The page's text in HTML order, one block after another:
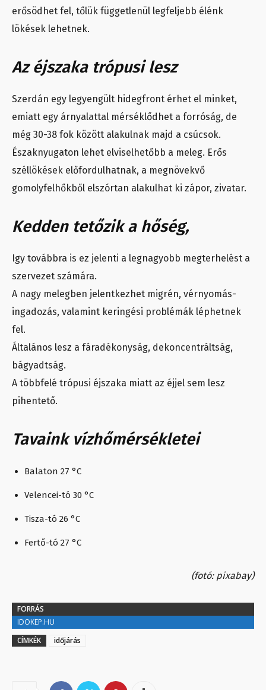
erősödhet fel, tőlük függetlenül legfeljebb élénk
lökések lehetnek.
Az éjszaka trópusi lesz
Szerdán egy legyengült hidegfront érhet el minket,
emiatt egy árnyalattal mérséklődhet a forróság, de
még 30-38 fok között alakulnak majd a csúcsok.
Északnyugaton lehet elviselhetőbb a meleg. Erős
széllökések előfordulhatnak, a megnövekvő
gomolyfelhőkből elszórtan alakulhat ki zápor, zivatar.
Kedden tetőzik a hőség,
Igy továbbra is ez jelenti a legnagyobb megterhelést a
szervezet számára.
A nagy melegben jelentkezhet migrén, vérnyomás-
ingadozás, valamint keringési problémák léphetnek
fel.
Általános lesz a fáradékonyság, dekoncentráltság,
bágyadtság.
A többfelé trópusi éjszaka miatt az éjjel sem lesz
pihentető.
Tavaink vízhőmérsékletei
Balaton 27 °C
Velencei-tó 30 °C
Tisza-tó 26 °C
Fertő-tó 27 °C
(fotó: pixabay)
FORRÁS
IDOKEP.HU
CÍMKÉK
időjárás